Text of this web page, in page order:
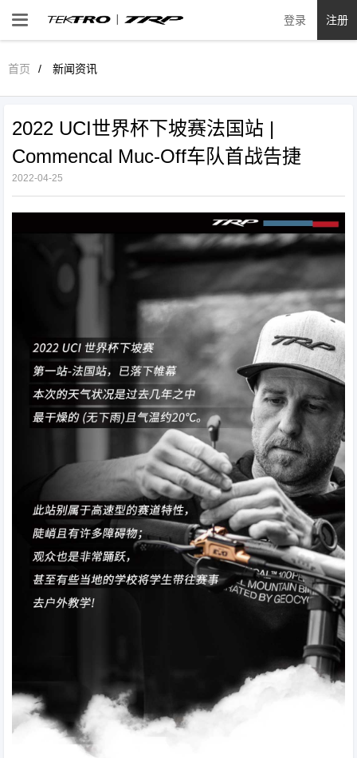
 登录 注册
首页 新闻资讯
2022 UCI世界杯下坡赛法国站 |
Commencal Muc-Off车队首战告捷
2022-04-25